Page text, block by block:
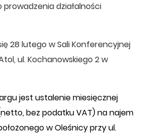
działalności
28 lutego w Sali Konferencyjnej
ul. Kochanowskiego 2 w
jest ustalenie miesięcznej
bez podatku VAT) na najem
w Oleśnicy przy ul.